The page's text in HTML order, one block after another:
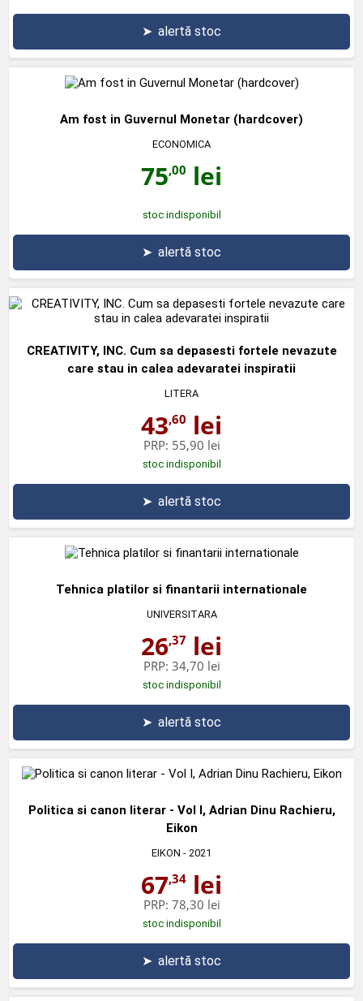
➤ alertă stoc
Am fost in Guvernul Monetar (hardcover)
ECONOMICA
75,00 lei
stoc indisponibil
➤ alertă stoc
CREATIVITY, INC. Cum sa depasesti fortele nevazute
care stau in calea adevaratei inspiratii
LITERA
43,60 lei
PRP: 55,90 lei
stoc indisponibil
➤ alertă stoc
Tehnica platilor si finantarii internationale
UNIVERSITARA
26,37 lei
PRP: 34,70 lei
stoc indisponibil
➤ alertă stoc
Politica si canon literar - Vol I, Adrian Dinu Rachieru,
Eikon
EIKON - 2021
67,34 lei
PRP: 78,30 lei
stoc indisponibil
➤ alertă stoc